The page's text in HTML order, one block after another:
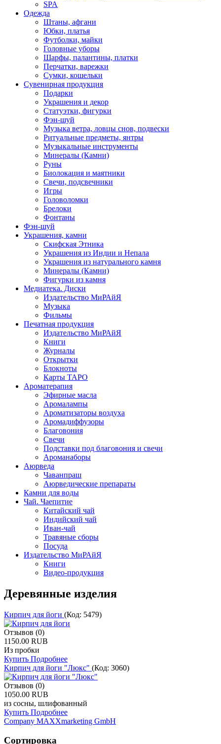
SPA
Одежда
Штаны, афгани
Юбки, платья
Футболки, майки
Головные уборы
Шарфы, палантины, платки
Перчатки, варежки
Сумки, кошельки
Сувенирная продукция
Подарки
Украшения и декор
Статуэтки, фигурки
Фэн-шуй
Музыка ветра, ловцы снов, подвески
Ритуальные предметы, янтры
Музыкальные инструменты
Минералы (Камни)
Руны
Биолокация и маятники
Свечи, подсвечники
Игры
Головоломки
Брелоки
Фонтаны
Фэн-шуй
Украшения, камни
Скифская Этника
Украшения из Индии и Непала
Украшения из натурального камня
Минералы (Камни)
Фигурки из камня
Медиатека. Диски
Издательство МиРАйЯ
Музыка
Фильмы
Печатная продукция
Издательство МиРАйЯ
Книги
Журналы
Открытки
Блокноты
Карты ТАРО
Ароматерапия
Эфирные масла
Аромалампы
Ароматизаторы воздуха
Аромадиффузоры
Благовония
Свечи
Подставки под благовония и свечи
Ароманаборы
Аюрведа
Чаванпраш
Аюрведические препараты
Камни для воды
Чай. Чаепитие
Китайский чай
Индийский чай
Иван-чай
Травяные сборы
Посуда
Издательство МиРАйЯ
Книги
Видео-продукция
Деревянные изделия
Кирпич для йoги (Код: 5479)
Отзывов (0)
1150.00 RUB
Из прoбки
Купить Подробнее
Кирпич для йoги "Люкс" (Код: 3060)
Отзывов (0)
1050.00 RUB
из сoсны, шлифованный
Купить Подробнее
Company MAXXmarketing GmbH
Сортировка